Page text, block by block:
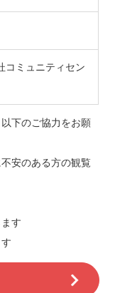
コミュニティセン
下のご協力をお願
安のある方の観覧
す